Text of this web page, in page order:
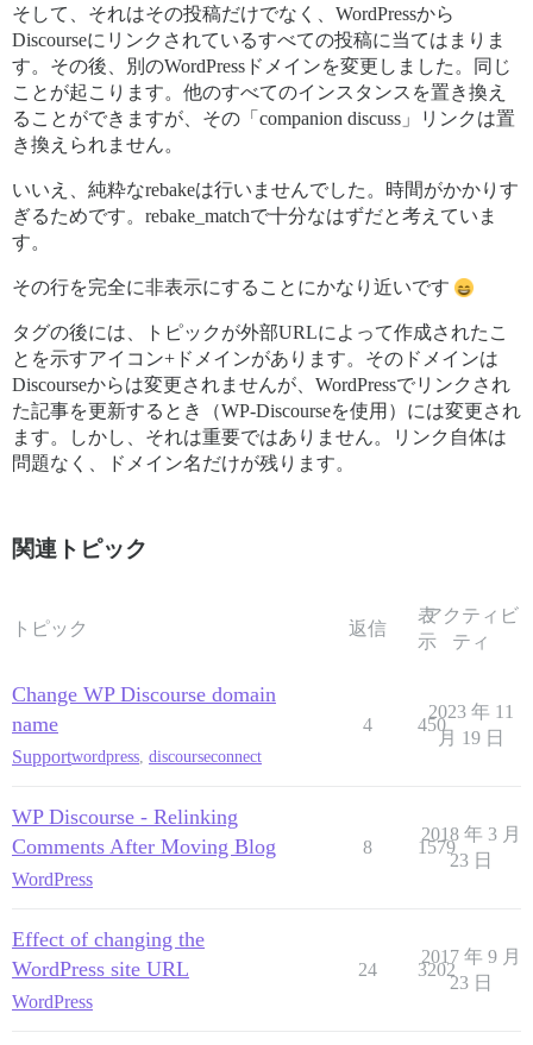
そして、それはその投稿だけでなく、WordPressから
Discourseにリンクされているすべての投稿に当てはまりま
す。その後、別のWordPressドメインを変更しました。同じ
ことが起こります。他のすべてのインスタンスを置き換え
ることができますが、その「companion discuss」リンクは置
き換えられません。
いいえ、純粋なrebakeは行いませんでした。時間がかかりす
ぎるためです。rebake_matchで十分なはずだと考えていま
す。
その行を完全に非表示にすることにかなり近いです
タグの後には、トピックが外部URLによって作成されたこ
とを示すアイコン+ドメインがあります。そのドメインは
Discourseからは変更されませんが、WordPressでリンクされ
た記事を更新するとき（WP-Discourseを使用）には変更され
ます。しかし、それは重要ではありません。リンク自体は
問題なく、ドメイン名だけが残ります。
関連トピック
トピック 返信
表
示
アクティビ
ティ
Change WP Discourse domain
name
Supportwordpress, discourseconnect
4 450
2023 年 11
月 19 日
WP Discourse - Relinking
Comments After Moving Blog
WordPress
8 1579
2018 年 3 月
23 日
Effect of changing the
WordPress site URL
WordPress
24 3202
2017 年 9 月
23 日